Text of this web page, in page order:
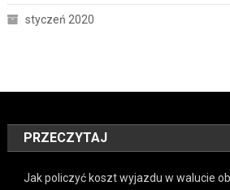
styczeń 2020
PRZECZYTAJ
Jak policzyć koszt wyjazdu w walucie